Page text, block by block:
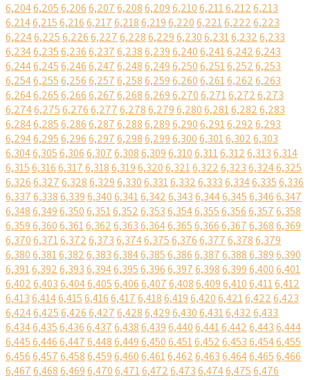
6,2046,2056,2066,2076,2086,2096,2106,2116,2126,213
6,2146,2156,2166,2176,2186,2196,2206,2216,2226,223
6,2246,2256,2266,2276,2286,2296,2306,2316,2326,233
6,2346,2356,2366,2376,2386,2396,2406,2416,2426,243
6,2446,2456,2466,2476,2486,2496,2506,2516,2526,253
6,2546,2556,2566,2576,2586,2596,2606,2616,2626,263
6,2646,2656,2666,2676,2686,2696,2706,2716,2726,273
6,2746,2756,2766,2776,2786,2796,2806,2816,2826,283
6,2846,2856,2866,2876,2886,2896,2906,2916,2926,293
6,2946,2956,2966,2976,2986,2996,3006,3016,3026,303
6,3046,3056,3066,3076,3086,3096,3106,3116,3126,3136,314
6,3156,3166,3176,3186,3196,3206,3216,3226,3236,3246,325
6,3266,3276,3286,3296,3306,3316,3326,3336,3346,3356,336
6,3376,3386,3396,3406,3416,3426,3436,3446,3456,3466,347
6,3486,3496,3506,3516,3526,3536,3546,3556,3566,3576,358
6,3596,3606,3616,3626,3636,3646,3656,3666,3676,3686,369
6,3706,3716,3726,3736,3746,3756,3766,3776,3786,379
6,3806,3816,3826,3836,3846,3856,3866,3876,3886,3896,390
6,3916,3926,3936,3946,3956,3966,3976,3986,3996,4006,401
6,4026,4036,4046,4056,4066,4076,4086,4096,4106,4116,412
6,4136,4146,4156,4166,4176,4186,4196,4206,4216,4226,423
6,4246,4256,4266,4276,4286,4296,4306,4316,4326,433
6,4346,4356,4366,4376,4386,4396,4406,4416,4426,4436,444
6,4456,4466,4476,4486,4496,4506,4516,4526,4536,4546,455
6,4566,4576,4586,4596,4606,4616,4626,4636,4646,4656,466
6,4676,4686,4696,4706,4716,4726,4736,4746,4756,476